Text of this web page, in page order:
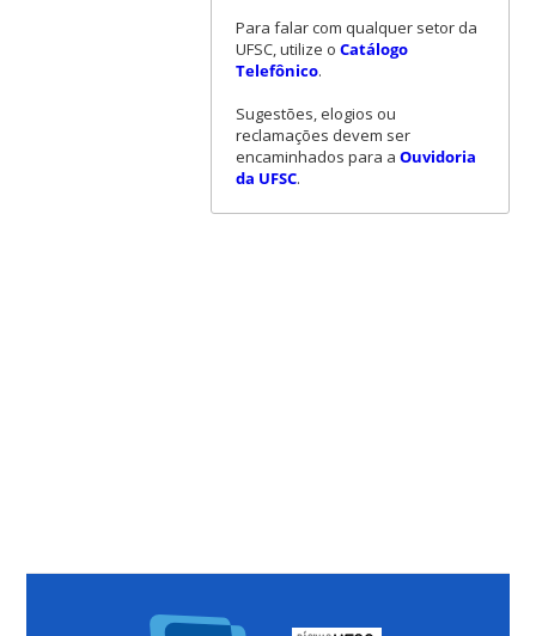
Para falar com qualquer setor da
UFSC, utilize o Catálogo
Telefônico.
Sugestões, elogios ou
reclamações devem ser
encaminhados para a Ouvidoria
da UFSC.